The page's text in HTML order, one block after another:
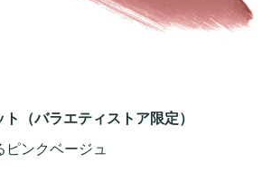
（バラエティストア限定）
ンクベージュ